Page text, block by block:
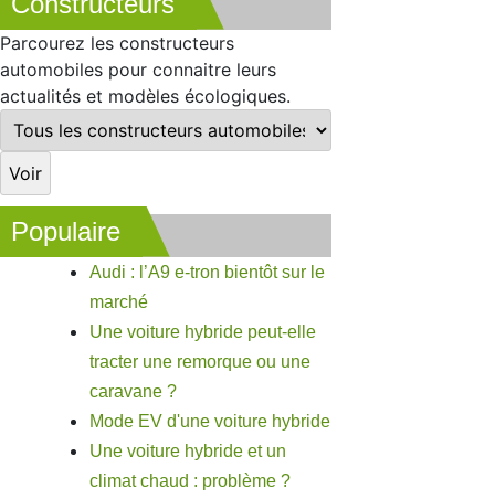
Parcourez les constructeurs
automobiles pour connaitre leurs
actualités et modèles écologiques.
Populaire
Audi : l’A9 e-tron bientôt sur le
marché
Une voiture hybride peut-elle
tracter une remorque ou une
caravane ?
Mode EV d'une voiture hybride
Une voiture hybride et un
climat chaud : problème ?